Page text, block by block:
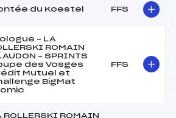
du Koestel FFS
– LA
ROMAIN
– SPRINTS
des Vosges
Mutuel et
BigMat
FFS
ROLLERSKI ROMAIN